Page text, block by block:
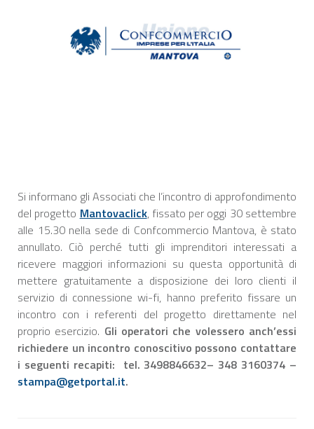
Si informano gli Associati che l’incontro di approfondimento
del progetto Mantovaclick, fissato per oggi 30 settembre
alle 15.30 nella sede di Confcommercio Mantova, è stato
annullato. Ciò perché tutti gli imprenditori interessati a
ricevere maggiori informazioni su questa opportunità di
mettere gratuitamente a disposizione dei loro clienti il
servizio di connessione wi-fi, hanno preferito fissare un
incontro con i referenti del progetto direttamente nel
proprio esercizio. Gli operatori che volessero anch’essi
richiedere un incontro conoscitivo possono contattare
i seguenti recapiti: tel. 3498846632– 348 3160374 –
stampa@getportal.it.